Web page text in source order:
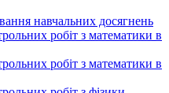
навчальних досягнень
робіт з математики в
робіт з математики в